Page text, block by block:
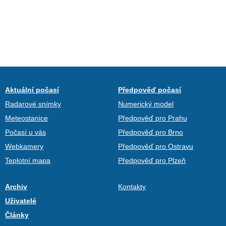
Aktuální počasí
Radarové snímky
Meteostanice
Počasí u vás
Webkamery
Teplotní mapa
Předpověď počasí
Numerický model
Předpověď pro Prahu
Předpověď pro Brno
Předpověď pro Ostravu
Předpověď pro Plzeň
Archiv
Uživatelé
Články
Kontakty